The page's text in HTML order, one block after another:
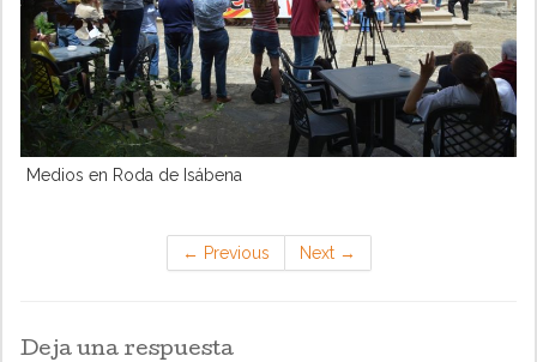
Medios en Roda de Isábena
← Previous Next →
Deja una respuesta